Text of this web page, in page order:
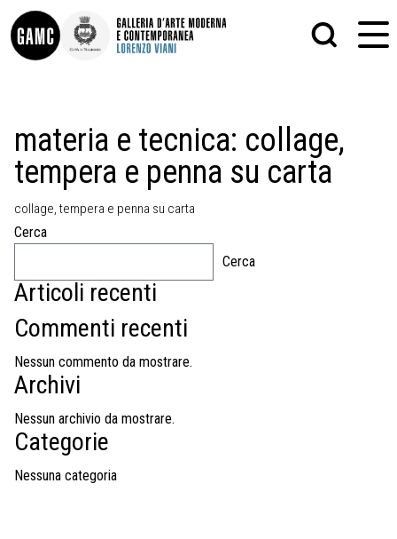
CONTATTI
DIDATTICA
SHOP
LE COLLEZIONI
GLI AUTORI
MOSTRE
EVENTI
PALAZZO DELLE MUSE
GRAFICA
PITTURA
SCULTURA
STAMPA
MATRICI XILOGRAFICHE
materia e tecnica: collage,
tempera e penna su carta
collage, tempera e penna su carta
Cerca
Cerca
Articoli recenti
Commenti recenti
Nessun commento da mostrare.
Archivi
Nessun archivio da mostrare.
Categorie
Nessuna categoria